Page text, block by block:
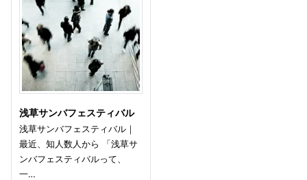
浅草サンバフェスティバル
浅草サンバフェスティバル｜
最近、知人数人から 「浅草サ
ンバフェスティバルって、
一…